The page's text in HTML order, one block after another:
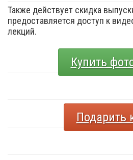
Также действует скидка
предоставляется доступ к
лекций.
Купить
Подарить